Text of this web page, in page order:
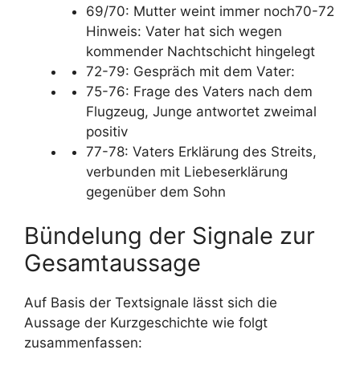
69/70: Mutter weint immer noch70-72
Hinweis: Vater hat sich wegen
kommender Nachtschicht hingelegt
72-79: Gespräch mit dem Vater:
75-76: Frage des Vaters nach dem
Flugzeug, Junge antwortet zweimal
positiv
77-78: Vaters Erklärung des Streits,
verbunden mit Liebeserklärung
gegenüber dem Sohn
Bündelung der Signale zur
Gesamtaussage
Auf Basis der Textsignale lässt sich die
Aussage der Kurzgeschichte wie folgt
zusammenfassen: